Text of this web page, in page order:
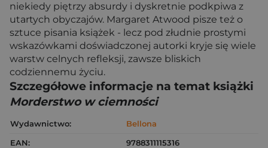
niekiedy piętrzy absurdy i dyskretnie podkpiwa z
utartych obyczajów. Margaret Atwood pisze też o
sztuce pisania książek - lecz pod złudnie prostymi
wskazówkami doświadczonej autorki kryje się wiele
warstw celnych refleksji, zawsze bliskich
codziennemu życiu.
Szczegółowe informacje na temat książki
Morderstwo w ciemności
Wydawnictwo:
Bellona
EAN:
9788311115316